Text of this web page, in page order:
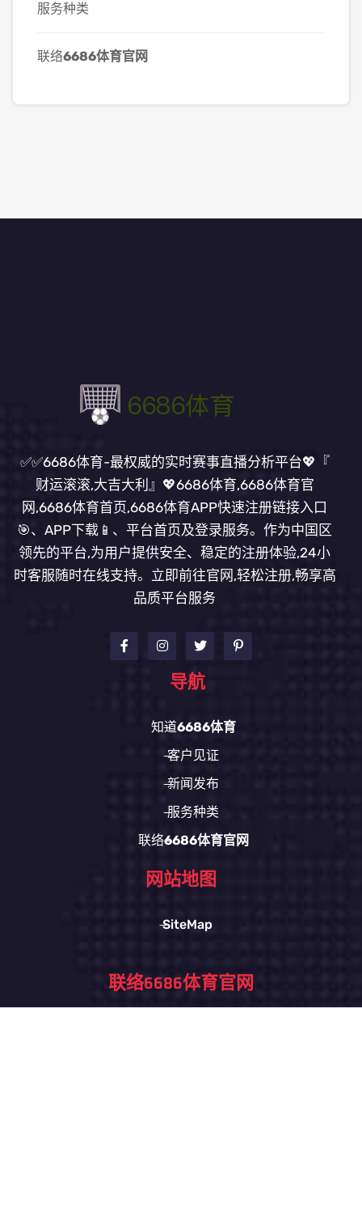
服务种类
联络6686体育官网
✅✅6686体育-最权威的实时赛事直播分析平台💖『
财运滚滚,大吉大利』💖6686体育,6686体育官
网,6686体育首页,6686体育APP快速注册链接入口
🎯、APP下载📱、平台首页及登录服务。作为中国区
领先的平台,为用户提供安全、稳定的注册体验,24小
时客服随时在线支持。立即前往官网,轻松注册,畅享高
品质平台服务
导航
知道6686体育
客户见证
新闻发布
服务种类
联络6686体育官网
网站地图
SiteMap
联络6686体育官网